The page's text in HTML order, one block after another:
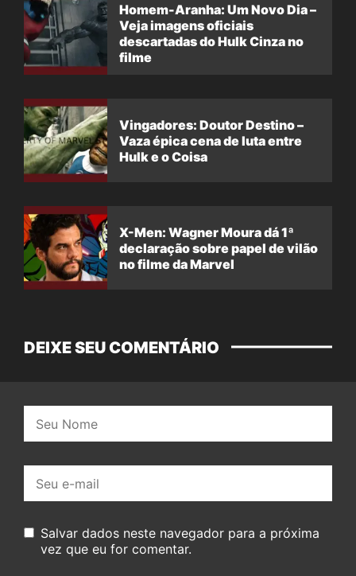
Homem-Aranha: Um Novo Dia –
Veja imagens oficiais
descartadas do Hulk Cinza no
filme
Vingadores: Doutor Destino –
Vaza épica cena de luta entre
Hulk e o Coisa
X-Men: Wagner Moura dá 1ª
declaração sobre papel de vilão
no filme da Marvel
DEIXE SEU COMENTÁRIO
mail:
Salvar dados neste navegador para a próxima
vez que eu for comentar.